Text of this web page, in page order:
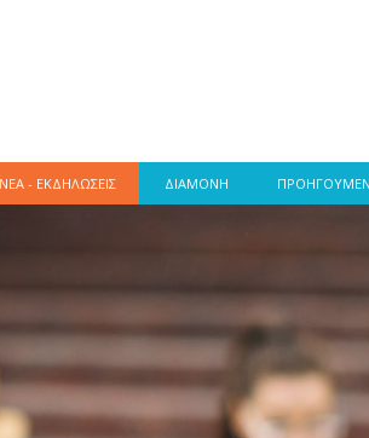
ΝΕΑ - ΕΚΔΗΛΩΣΕΙΣ ΔΙΑΜΟΝΗ